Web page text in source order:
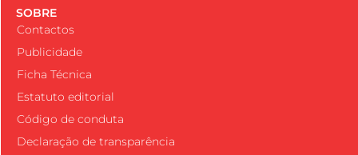
SOBRE
Contactos
Publicidade
Ficha Técnica
Estatuto editorial
Código de conduta
Declaração de transparência